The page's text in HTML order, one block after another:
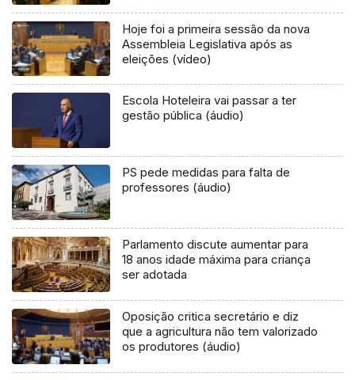
Hoje foi a primeira sessão da nova
Assembleia Legislativa após as
eleições (vídeo)
Escola Hoteleira vai passar a ter
gestão pública (áudio)
PS pede medidas para falta de
professores (áudio)
Parlamento discute aumentar para
18 anos idade máxima para criança
ser adotada
Oposição critica secretário e diz
que a agricultura não tem valorizado
os produtores (áudio)